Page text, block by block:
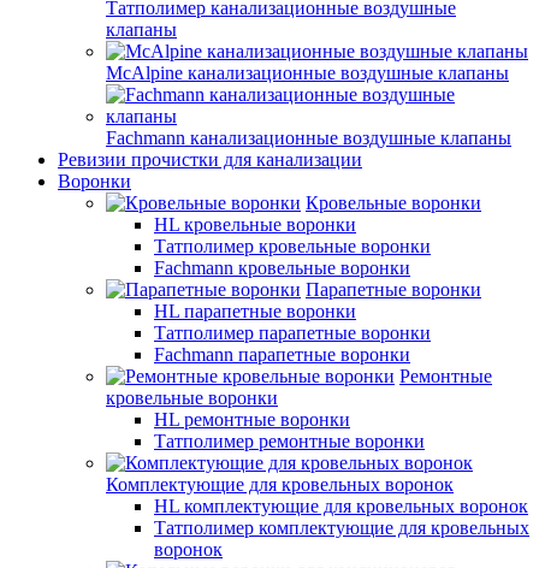
Татполимер канализационные воздушные
клапаны
McAlpine канализационные воздушные клапаны
Fachmann канализационные воздушные клапаны
Ревизии прочистки для канализации
Воронки
Кровельные воронки
HL кровельные воронки
Татполимер кровельные воронки
Fachmann кровельные воронки
Парапетные воронки
HL парапетные воронки
Татполимер парапетные воронки
Fachmann парапетные воронки
Ремонтные
кровельные воронки
HL ремонтные воронки
Татполимер ремонтные воронки
Комплектующие для кровельных воронок
HL комплектующие для кровельных воронок
Татполимер комплектующие для кровельных
воронок